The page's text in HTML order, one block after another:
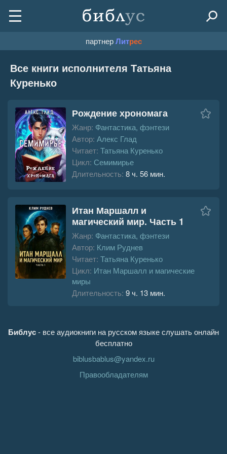
партнерЛитрес
Все книги исполнителя Татьяна
Куренько
Рождение хрономага
Жанр: Фантастика, фэнтези
Автор: Алекс Глад
Читает: Татьяна Куренько
Цикл: Семимирье
Длительность: 8 ч. 56 мин.
Итан Маршалл и
магический мир. Часть 1
Жанр: Фантастика, фэнтези
Автор: Клим Руднев
Читает: Татьяна Куренько
Цикл: Итан Маршалл и магические
миры
Длительность: 9 ч. 13 мин.
Библус- все аудиокниги на русском языке слушать онлайн
бесплатно
biblusbablus@yandex.ru
Правообладателям